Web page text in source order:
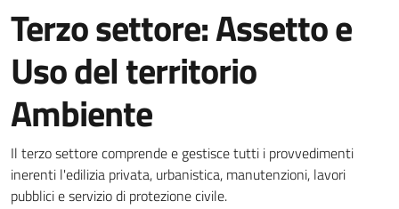
Terzo settore: Assetto e
Uso del territorio
Ambiente
Descrizione
Il terzo settore comprende e gestisce tutti i provvedimenti
inerenti l'edilizia privata, urbanistica, manutenzioni, lavori
pubblici e servizio di protezione civile.